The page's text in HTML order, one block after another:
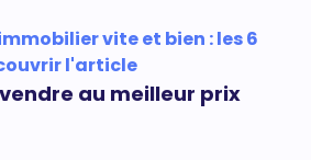
vite et bien : les 6
l'article
au meilleur prix